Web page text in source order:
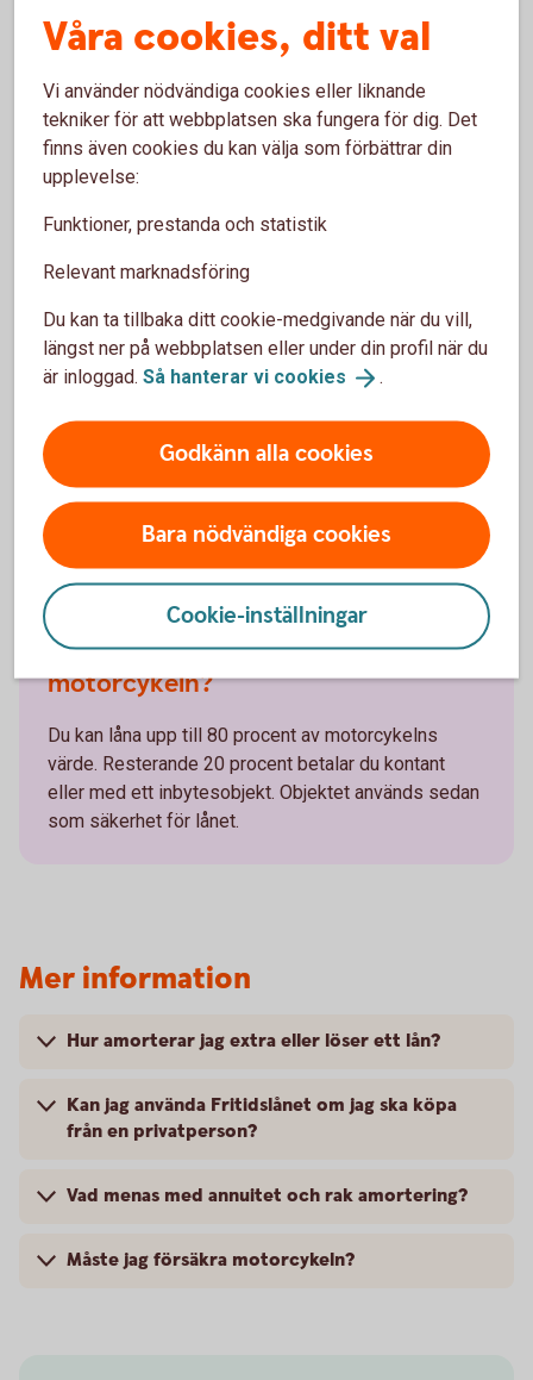
Vad krävs för att jag ska få låna?
Objektet ska vara köpt hos en återförsäljare och
avbetalningskontrakt behöver vara underskrivet
innan objektet levereras.
Du ska vara 18 år och ha en regelbunden inkomst,
som inte är bidrag, studiemedel eller liknande.
Det ska finnas utrymme i din ekonomi att betala
kostnaderna som är förknippade med lånet. Du
får inte ha några betalningsanmärkningar.
Hur mycket får jag låna till
motorcykeln?
Du kan låna upp till 80 procent av motorcykelns
värde. Resterande 20 procent betalar du kontant
eller med ett inbytesobjekt. Objektet används sedan
som säkerhet för lånet.
Låna till MC
Mer information
Hur amorterar jag extra eller löser ett lån?
Kan jag använda Fritidslånet om jag ska köpa
från en privatperson?
Vad menas med annuitet och rak amortering?
Måste jag försäkra motorcykeln?
Våra cookies, ditt val
Vi använder nödvändiga cookies eller liknande
tekniker för att webbplatsen ska fungera för dig. Det
finns även cookies du kan välja som förbättrar din
upplevelse:
Funktioner, prestanda och statistik
Relevant marknadsföring
Du kan ta tillbaka ditt cookie-medgivande när du vill,
längst ner på webbplatsen eller under din profil när du
är inloggad. Så hanterar vi cookies .
Godkänn alla cookies
Bara nödvändiga cookies
Cookie-inställningar